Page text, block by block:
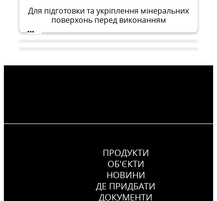
Для підготовки та укріплення мінеральних
поверхонь перед виконанням
опоряджувальних робіт всередині та зовні
будівель
...
CERESIT IN 10
ПРОДУКТИ
ОБ'ЄКТИ
НОВИНИ
ДЕ ПРИДБАТИ
ДОКУМЕНТИ